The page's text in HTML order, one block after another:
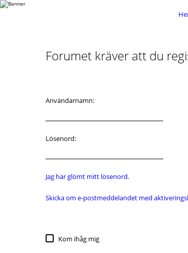
Forumet kräver att du
Användarnamn:
Lösenord:
Jag har glömt mitt lösenord.
Skicka om e-postmeddelandet med
Kom ihåg mig